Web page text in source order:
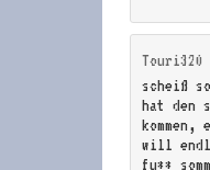
Touri320
scheiß
hat den
will
fu**